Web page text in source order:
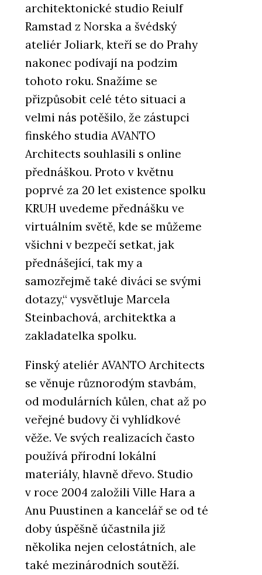
architektonické studio Reiulf
Ramstad z Norska a švédský
ateliér Joliark, kteří se do Prahy
nakonec podívají na podzim
tohoto roku. Snažíme se
přizpůsobit celé této situaci a
velmi nás potěšilo, že zástupci
finského studia AVANTO
Architects souhlasili s online
přednáškou. Proto v květnu
poprvé za 20 let existence spolku
KRUH uvedeme přednášku ve
virtuálním světě, kde se můžeme
všichni v bezpečí setkat, jak
přednášející, tak my a
samozřejmě také diváci se svými
dotazy,“ vysvětluje Marcela
Steinbachová, architektka a
zakladatelka spolku.
Finský ateliér AVANTO Architects
se věnuje různorodým stavbám,
od modulárních kůlen, chat až po
veřejné budovy či vyhlídkové
věže. Ve svých realizacích často
používá přírodní lokální
materiály, hlavně dřevo. Studio
v roce 2004 založili Ville Hara a
Anu Puustinen a kancelář se od té
doby úspěšně účastnila již
několika nejen celostátních, ale
také mezinárodních soutěží.